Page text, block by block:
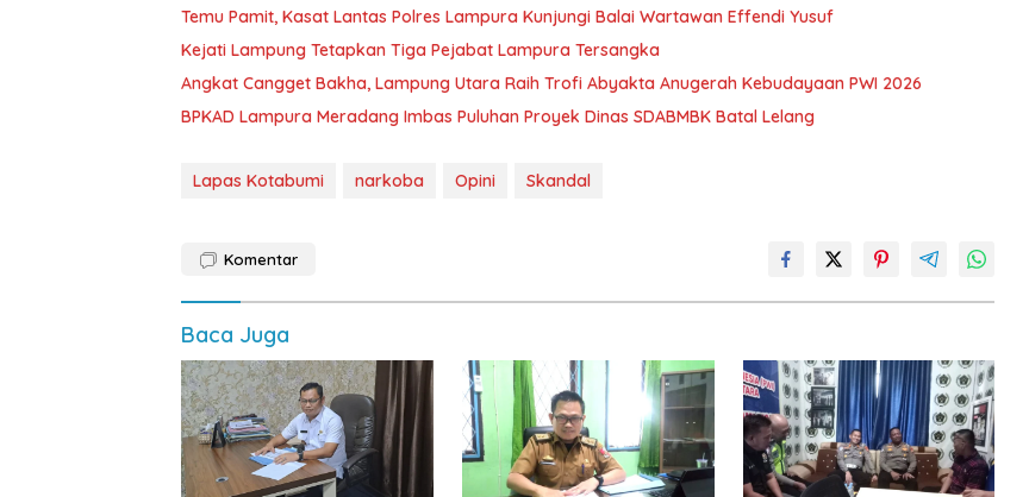
Temu Pamit, Kasat Lantas Polres Lampura Kunjungi Balai Wartawan Effendi Yusuf
Kejati Lampung Tetapkan Tiga Pejabat Lampura Tersangka
Angkat Cangget Bakha, Lampung Utara Raih Trofi Abyakta Anugerah Kebudayaan PWI 2026
BPKAD Lampura Meradang Imbas Puluhan Proyek Dinas SDABMBK Batal Lelang
Lapas Kotabumi narkoba Opini Skandal
Komentar
Baca Juga